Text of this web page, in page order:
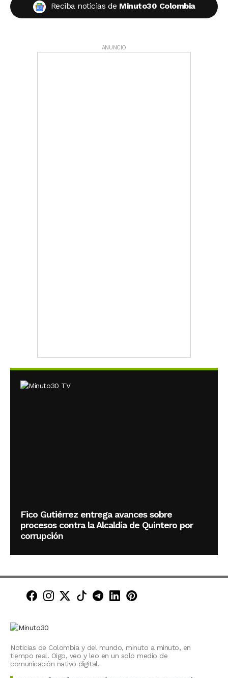
Reciba noticias de Minuto30 Colombia
ANUNCIO
Fico Gutiérrez entrega avances sobre
procesos contra la Alcaldía de Quintero por
corrupción
Minuto30 en Facebook
Minuto30 en Instagram
Minuto30 en X (Twitter)
Minuto30 en TikTok
Canal de Minuto30 en
Minuto30 en LinkedIn
Minuto30 en
Noticias de Colombia y del mundo, minuto a minuto, en
tiempo real. Oigo, veo y leo en un solo medio de
comunicación nativo digital.